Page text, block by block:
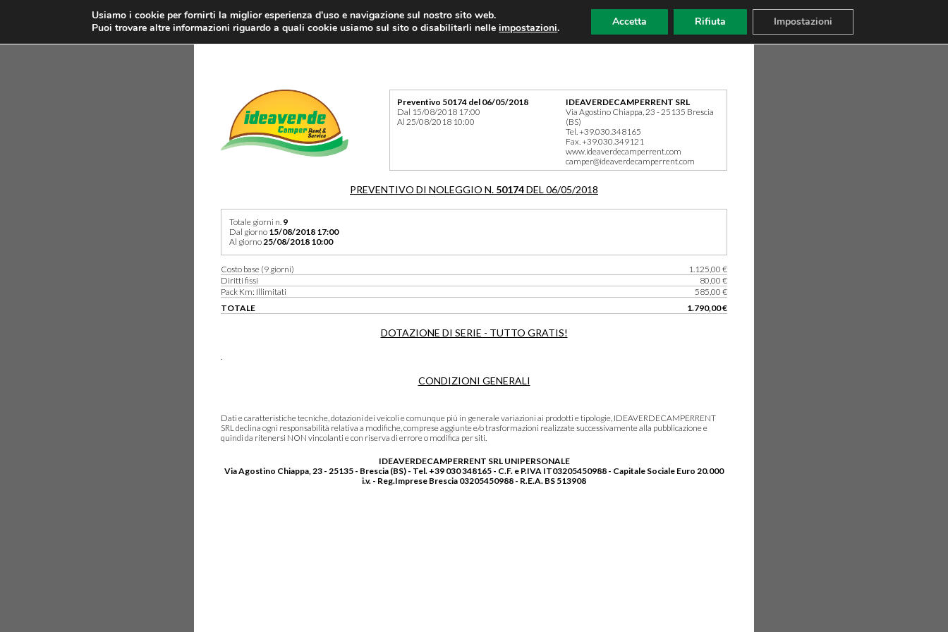
IDEAVERDECAMPERRENT SRL
Via Agostino Chiappa, 23 - 25135 Brescia
(BS)
Tel. +39.030.348165
Fax. +39.030.349121
www.ideaverdecamperrent.com
camper@ideaverdecamperrent.com
Preventivo 50174 del 06/05/2018
Dal 15/08/2018 17:00
Al 25/08/2018 10:00
PREVENTIVO DI NOLEGGIO N. 50174DEL 06/05/2018
Totale giorni n. 9
Dal giorno 15/08/2018 17:00
Al giorno25/08/2018 10:00
Costo base (9 giorni)
1.125,00 €
Diritti fissi
80,00 €
Pack Km: Illimitati
585,00 €
TOTALE
1.790,00 €
DOTAZIONE DI SERIE - TUTTO GRATIS!
.
CONDIZIONI GENERALI
Dati e caratteristiche tecniche, dotazioni dei veicoli e comunque più in generale variazioni ai prodotti e tipologie, IDEAVERDECAMPERRENT
SRL declina ogni responsabilità relativa a modifiche, comprese aggiunte e/o trasformazioni realizzate successivamente alla pubblicazione e
quindi da ritenersi NON vincolanti e con riserva di errore o modifica per siti.
IDEAVERDECAMPERRENT SRL UNIPERSONALE
Via Agostino Chiappa, 23 - 25135 - Brescia (BS) - Tel. +39 030 348165 - C.F. e P.IVA IT03205450988 - Capitale Sociale Euro 20.000
i.v. - Reg.Imprese Brescia 03205450988 - R.E.A. BS 513908
Usiamo i cookie per fornirti la miglior esperienza d'uso e navigazione sul nostro sito web.
Puoi trovare altre informazioni riguardo a quali cookie usiamo sul sito o disabilitarli nelleimpostazioni. Accetta Rifiuta Impostazioni